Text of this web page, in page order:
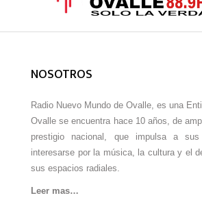
NOSOTROS
Radio Nuevo Mundo de Ovalle, es una
Ovalle se encuentra hace 10 años, de
prestigio nacional, que impulsa a
interesarse por la música, la cultura y el
sus espacios radiales.
Leer mas…